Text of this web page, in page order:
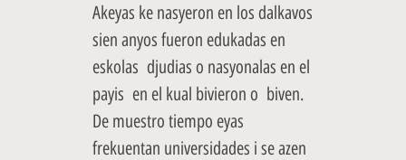
Akeyas ke nasyeron en los dalkavos
sien anyos fueron edukadas en
eskolas djudias o nasyonalas en el
payis en el kual bivieron o biven.
De muestro tiempo eyas
frekuentan universidades i se azen